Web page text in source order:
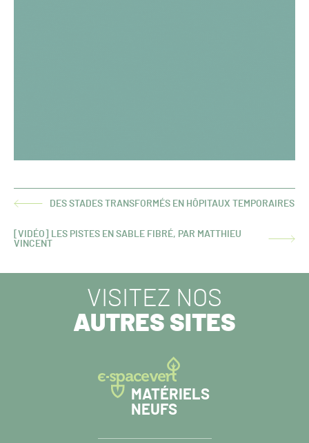
ARTICLEDES STADES TRANSFORMÉS EN HÔPITAUX TEMPORAIRES
ARTICLE
[VIDÉO] LES PISTES EN SABLE FIBRÉ, PAR MATTHIEU
VINCENT
VISITEZ NOS
AUTRES SITES
MATÉRIELS
NEUFS